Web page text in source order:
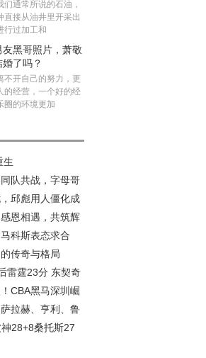
们通常所说的石油，
直接从油井里开采出
行过加工和
黑哥照片，萧敬
了吗？
不开自己的努力，更
的经营，一个好的经
圈的环境更加
生
队共战，字母哥
邱彪用人僵化成
恩相遇，共筑辉
科斯表态求合
传奇与格局
雷霆23分 东契奇
CBA黑马深圳崛
拉赫、亨利、鲁
28+8桑托斯27